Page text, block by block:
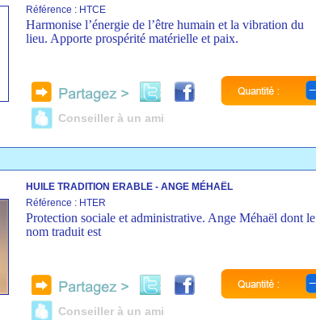
Référence : HTCE
Harmonise l’énergie de l’être humain et la vibration du
lieu. Apporte prospérité matérielle et paix.
Conseiller à un ami
HUILE TRADITION ERABLE - ANGE MÉHAËL
Référence : HTER
Protection sociale et administrative. Ange Méhaël dont le
nom traduit est
Conseiller à un ami